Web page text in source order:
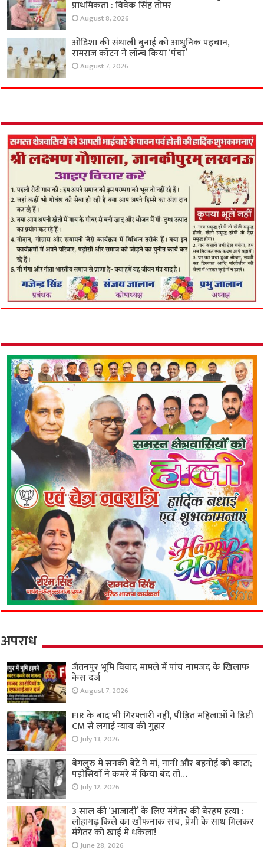
प्राथमिकता : विवेक सिंह तोमर
August 8, 2026
ओडिशा की संथाली बुनाई को आधुनिक पहचान,
रामराज कॉटन ने लॉन्च किया ‘पंचा’
August 7, 2026
अपराध
जैतनपुर भूमि विवाद मामले में पांच नामजद के खिलाफ
केस दर्ज
August 7, 2026
FIR के बाद भी गिरफ्तारी नहीं, पीड़ित महिलाओं ने डिप्टी
CM से लगाई न्याय की गुहार
July 13, 2026
बेंगलुरु में सनकी बेटे ने मां, नानी और बहनोई को काटा;
पड़ोसियों ने कमरे में किया बंद तो…
July 12, 2026
3 साल की ‘आजादी’ के लिए मंगेतर की बेरहम हत्या :
लोहागढ़ किले का खौफनाक सच, प्रेमी के साथ मिलकर
मंगेतर को खाई में धकेला!
June 28, 2026